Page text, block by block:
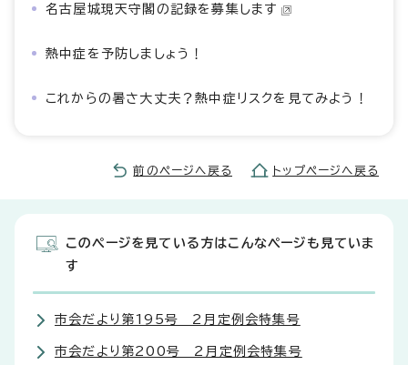
名古屋城現天守閣の記録を募集します
熱中症を予防しましょう！
これからの暑さ大丈夫？熱中症リスクを見てみよう！
前のページへ戻る トップページへ戻る
このページを見ている方はこんなページも見ていま
す
市会だより第195号 2月定例会特集号
市会だより第200号 2月定例会特集号